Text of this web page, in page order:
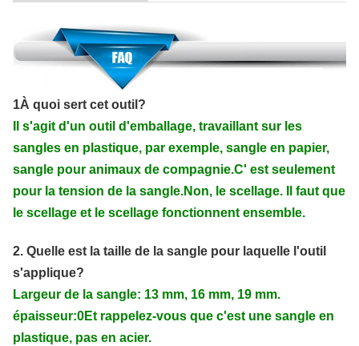
1À quoi sert cet outil?
Il s'agit d'un outil d'emballage, travaillant sur les
sangles en plastique, par exemple, sangle en papier,
sangle pour animaux de compagnie.C' est seulement
pour la tension de la sangle.Non, le scellage. Il faut que
le scellage et le scellage fonctionnent ensemble.
2. Quelle est la taille de la sangle pour laquelle l'outil
s'applique?
Largeur de la sangle: 13 mm, 16 mm, 19 mm.
épaisseur:0Et rappelez-vous que c'est une sangle en
plastique, pas en acier.